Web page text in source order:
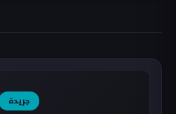
جريدة